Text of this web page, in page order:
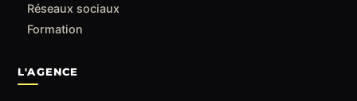
Réseaux sociaux
Formation
L'AGENCE